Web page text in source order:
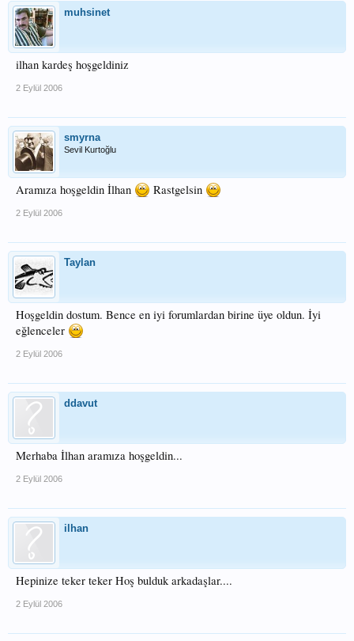
muhsinet
ilhan kardeş hoşgeldiniz
2 Eylül 2006
smyrna
Sevil Kurtoğlu
Aramıza hoşgeldin İlhan Rastgelsin
2 Eylül 2006
Taylan
Hoşgeldin dostum. Bence en iyi forumlardan birine üye oldun. İyi
eğlenceler
2 Eylül 2006
ddavut
Merhaba İlhan aramıza hoşgeldin...
2 Eylül 2006
ilhan
Hepinize teker teker Hoş bulduk arkadaşlar....
2 Eylül 2006